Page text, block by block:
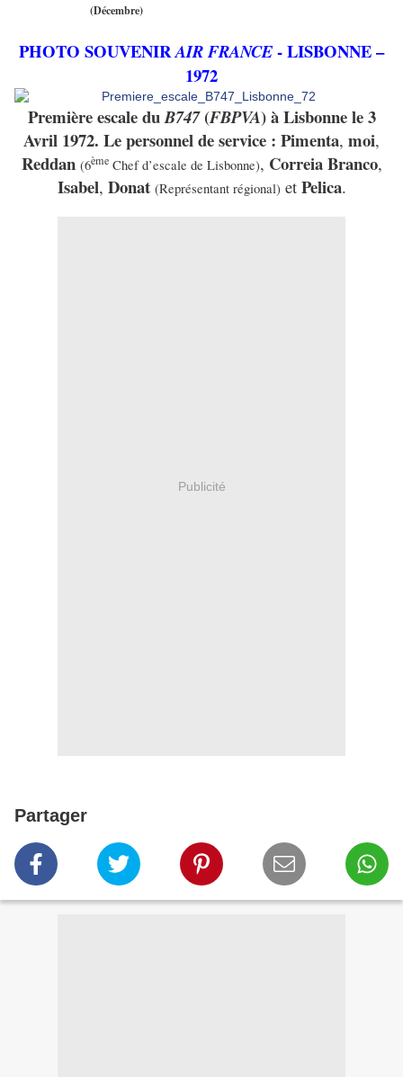
(Décembre)
PHOTO SOUVENIRAIR FRANCE- LISBONNE –
1972
Première escale duB747(FBPVA) à Lisbonne le 3
Avril 1972. Le personnel de service : Pimenta, moi,
Reddan (6èmeChef d’escale de Lisbonne), Correia Branco,
Isabel, Donat (Représentant régional)et Pelica.
Publicité
Partager